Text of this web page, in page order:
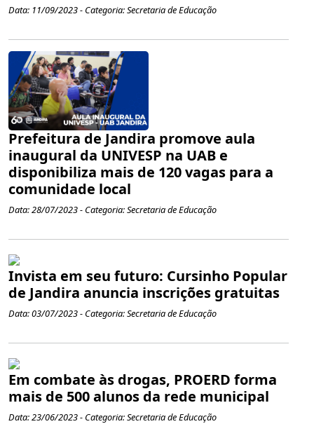
Data: 11/09/2023 - Categoria: Secretaria de Educação
Prefeitura de Jandira promove aula
inaugural da UNIVESP na UAB e
disponibiliza mais de 120 vagas para a
comunidade local
Data: 28/07/2023 - Categoria: Secretaria de Educação
Invista em seu futuro: Cursinho Popular
de Jandira anuncia inscrições gratuitas
Data: 03/07/2023 - Categoria: Secretaria de Educação
Em combate às drogas, PROERD forma
mais de 500 alunos da rede municipal
Data: 23/06/2023 - Categoria: Secretaria de Educação